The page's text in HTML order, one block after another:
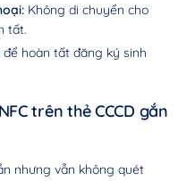
Không di chuyển cho
tất.
để hoàn tất đăng ký sinh
trên thẻ CCCD gắn
nhưng vẫn không quét